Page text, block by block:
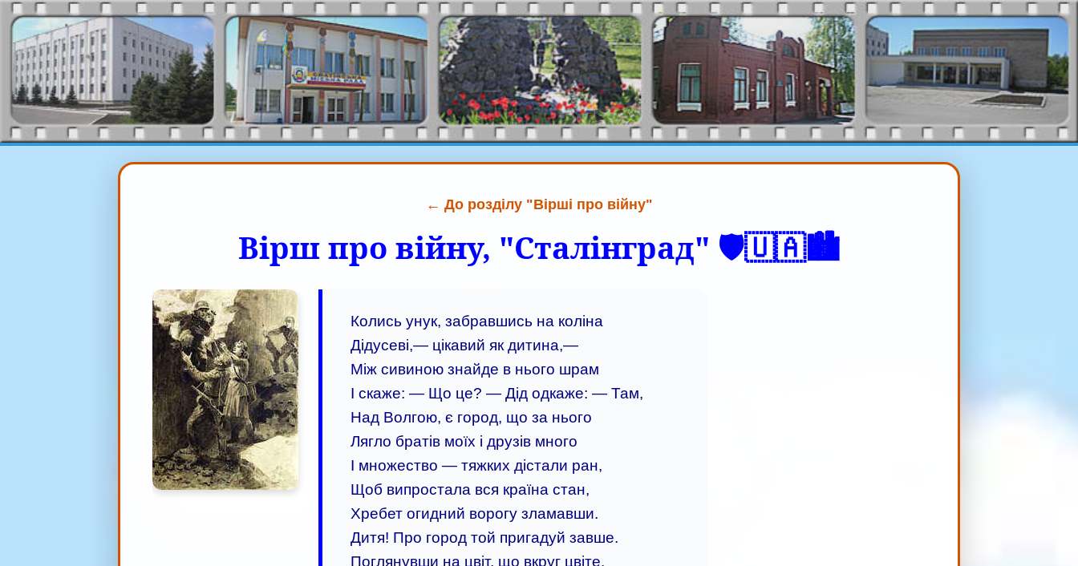
← До розділу "Вірші про війну"
Вірш про війну, "Сталінград" 🛡️🇺🇦🏙️
Колись унук, забравшись на коліна
Дідусеві,— цікавий як дитина,—
Між сивиною знайде в нього шрам
І скаже: — Що це? — Дід одкаже: — Там,
Над Волгою, є город, що за нього
Лягло братів моїх і друзів много
І множество — тяжких дістали ран,
Щоб випростала вся країна стан,
Хребет огидний ворогу зламавши.
Дитя! Про город той пригадуй завше.
Поглянувши на цвіт, що вкруг цвіте,